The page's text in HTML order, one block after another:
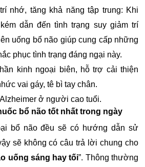
nhớ, tăng khả năng tập trung: Khi
dẫn đến tình trạng suy giảm trí
uống bổ não giúp cung cấp những
phục tình trạng đáng ngại này.
kinh ngoại biên, hỗ trợ cải thiện
vai gáy, tê bì tay chân.
ở người cao tuổi.
bổ não tốt nhất trong ngày
bổ não đều sẽ có hướng dẫn sử
sẽ không có câu trả lời chung cho
uống sáng hay tối”. Thông thường